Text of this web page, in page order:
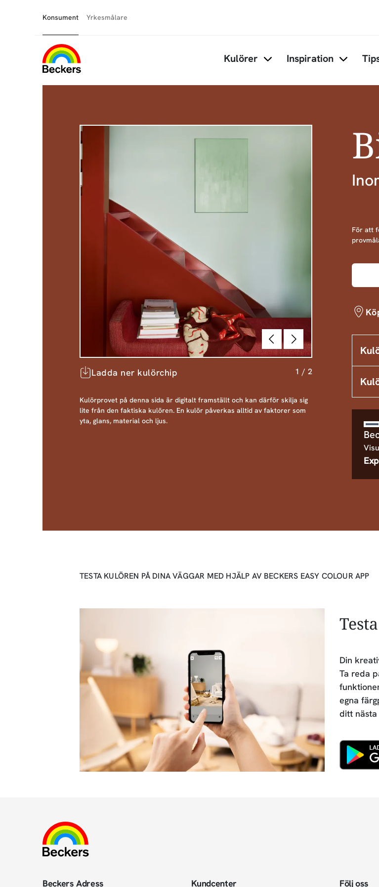
Konsument Yrkesmålare
Kulörer Inspiration
Föregående
Nästa
Ladda ner kulörchip 1 / 2
Kulörprovet på denna sida är digitalt framställt och kan därför skilja sig
lite från den faktiska kulören. En kulör påverkas alltid av faktorer som
yta, glans, material och ljus.
För att
TESTA KULÖREN PÅ DINA VÄGGAR MED HJÄLP AV BECKERS EASY COLOUR APP
Din
Ta reda
egna
ditt
Beckers Adress Kundcenter Följ oss